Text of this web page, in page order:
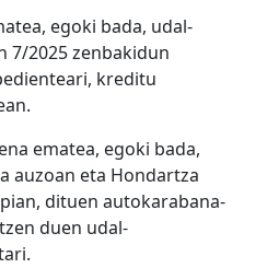
egoki bada, udal-
2025 zenbakidun
kreditu
ematea, egoki bada,
auzoan eta Hondartza
dituen autokarabana-
duen udal-